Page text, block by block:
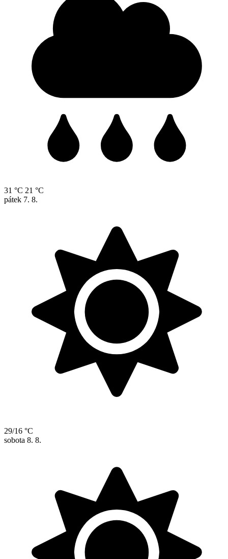
31 °C 21 °C
pátek 7. 8.
29/16 °C
sobota 8. 8.